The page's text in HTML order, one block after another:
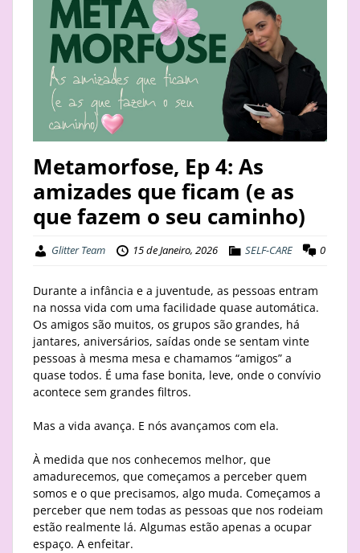
Metamorfose, Ep 4: As
amizades que ficam (e as
que fazem o seu caminho)
Glitter Team 15 de Janeiro, 2026 SELF-CARE 0
Durante a infância e a juventude, as pessoas entram
na nossa vida com uma facilidade quase automática.
Os amigos são muitos, os grupos são grandes, há
jantares, aniversários, saídas onde se sentam vinte
pessoas à mesma mesa e chamamos “amigos” a
quase todos. É uma fase bonita, leve, onde o convívio
acontece sem grandes filtros.
Mas a vida avança. E nós avançamos com ela.
À medida que nos conhecemos melhor, que
amadurecemos, que começamos a perceber quem
somos e o que precisamos, algo muda. Começamos a
perceber que nem todas as pessoas que nos rodeiam
estão realmente lá. Algumas estão apenas a ocupar
espaço. A enfeitar.
BEAUTY
MUSIC
BUSINESS
ABOUT